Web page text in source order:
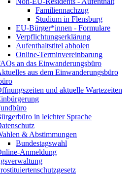
Familiennachzug
Studium in Flensburg
EU-Bürger*innen - Formulare
Verpflichtungserklärung
Aufenthaltstitel abholen
Online-Terminvereinbarung
an das Einwanderungsbüro
aus dem Einwanderungsbüro
und aktuelle Wartezeiten
in leichter Sprache
& Abstimmungen
Bundestagswahl
Anmeldung